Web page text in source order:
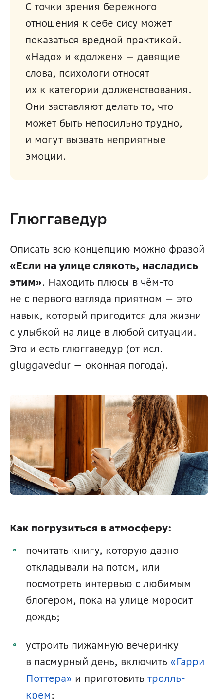
С точки зрения бережного
отношения к себе сису может
показаться вредной практикой.
«Надо» и «должен» — давящие
слова, психологи относят
их к категории долженствования.
Они заставляют делать то, что
может быть непосильно трудно,
и могут вызвать неприятные
эмоции.
Глюггаведур
«Если на улице слякоть, насладись
этим». Находить плюсы в чём-то
не с первого взгляда приятном — это
навык, который пригодится для жизни
с улыбкой на лице в любой ситуации.
Это и есть глюггаведур (от исл.
gluggavedur — оконная погода).
Как погрузиться в атмосферу:
почитать книгу, которую давно
откладывали на потом, или
посмотреть интервью с любимым
блогером, пока на улице моросит
дождь;
устроить пижамную вечеринку
в пасмурный день, включить «Гарри
Поттера» и приготовить тролль-
крем;